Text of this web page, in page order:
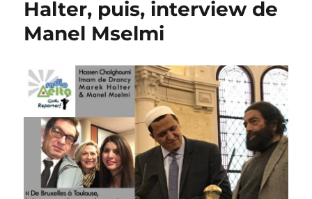
Halter, puis, interview de
Manel Mselmi